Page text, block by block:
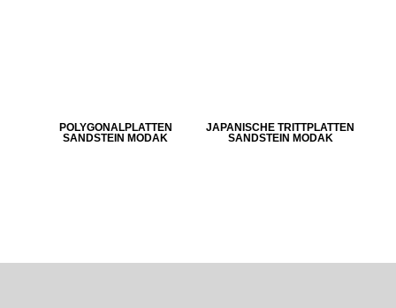
POLYGONALPLATTEN
SANDSTEIN MODAK
JAPANISCHE TRITTPLATTEN
SANDSTEIN MODAK